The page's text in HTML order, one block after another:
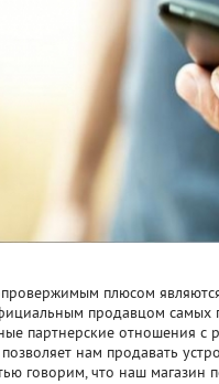
плюсом
продавцом самых
партнерские отношения с
нам продавать
говорим, что наш